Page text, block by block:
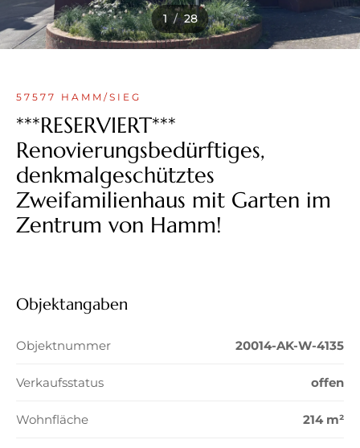
1 / 28
57577 HAMM/SIEG
***RESERVIERT***
Renovierungsbedürftiges,
denkmalgeschütztes
Zweifamilienhaus mit Garten im
Zentrum von Hamm!
Objektangaben
Objektnummer 20014-AK-W-4135
Verkaufsstatus offen
Wohnfläche 214 m²